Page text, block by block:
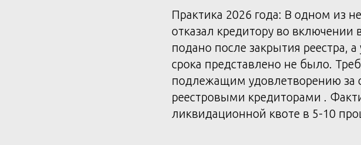
Практика 2026 года: В одном из
отказал кредитору во включении
подано после закрытия реестра,
срока представлено не было.
подлежащим удовлетворению за
реестровыми кредиторами .
ликвидационной квоте в 5-10